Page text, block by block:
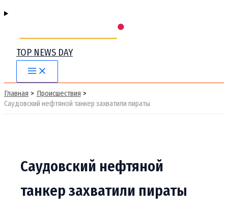
TOP NEWS DAY
Main
Menu
Главная
Происшествия
Саудовский нефтяной танкер захватили пираты
Саудовский нефтяной
танкер захватили пираты